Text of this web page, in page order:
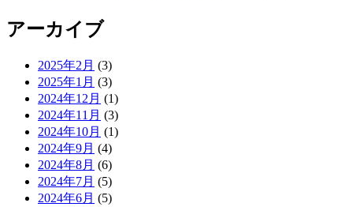
アーカイブ
2025年2月 (3)
2025年1月 (3)
2024年12月 (1)
2024年11月 (3)
2024年10月 (1)
2024年9月 (4)
2024年8月 (6)
2024年7月 (5)
2024年6月 (5)